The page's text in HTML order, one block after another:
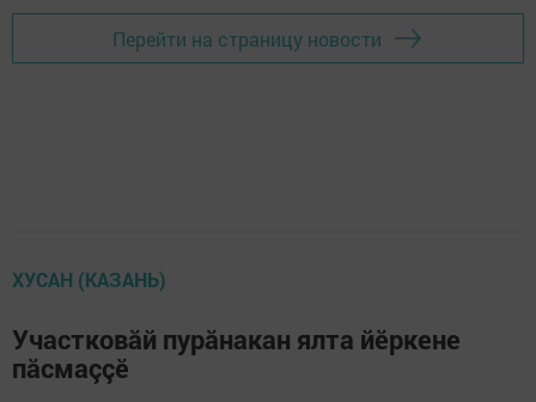
Перейти на страницу новости
ХУСАН (КАЗАНЬ)
Участковăй пурăнакан ялта йӗркене
пăсмаççӗ